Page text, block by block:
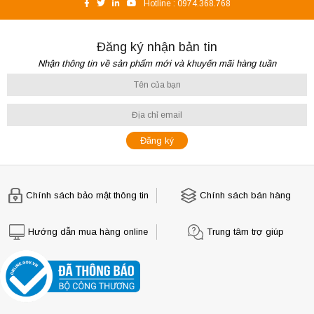
Hotline : 0974.368.768
Đăng ký nhận bản tin
Nhận thông tin về sản phẩm mới và khuyến mãi hàng tuần
Chính sách bảo mật thông tin Chính sách bán hàng
Hướng dẫn mua hàng online Trung tâm trợ giúp